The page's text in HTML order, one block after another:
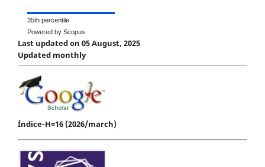
35th percentile
Powered by Scopus
Last updated on 05 August, 2025
Updated monthly
Índice-H=16 (2026/march)